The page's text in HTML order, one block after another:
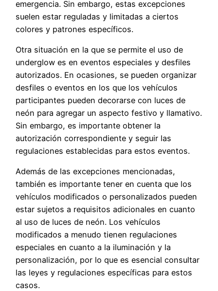
emergencia. Sin embargo, estas excepciones
suelen estar reguladas y limitadas a ciertos
colores y patrones específicos.
Otra situación en la que se permite el uso de
underglow es en eventos especiales y desfiles
autorizados. En ocasiones, se pueden organizar
desfiles o eventos en los que los vehículos
participantes pueden decorarse con luces de
neón para agregar un aspecto festivo y llamativo.
Sin embargo, es importante obtener la
autorización correspondiente y seguir las
regulaciones establecidas para estos eventos.
Además de las excepciones mencionadas,
también es importante tener en cuenta que los
vehículos modificados o personalizados pueden
estar sujetos a requisitos adicionales en cuanto
al uso de luces de neón. Los vehículos
modificados a menudo tienen regulaciones
especiales en cuanto a la iluminación y la
personalización, por lo que es esencial consultar
las leyes y regulaciones específicas para estos
casos.